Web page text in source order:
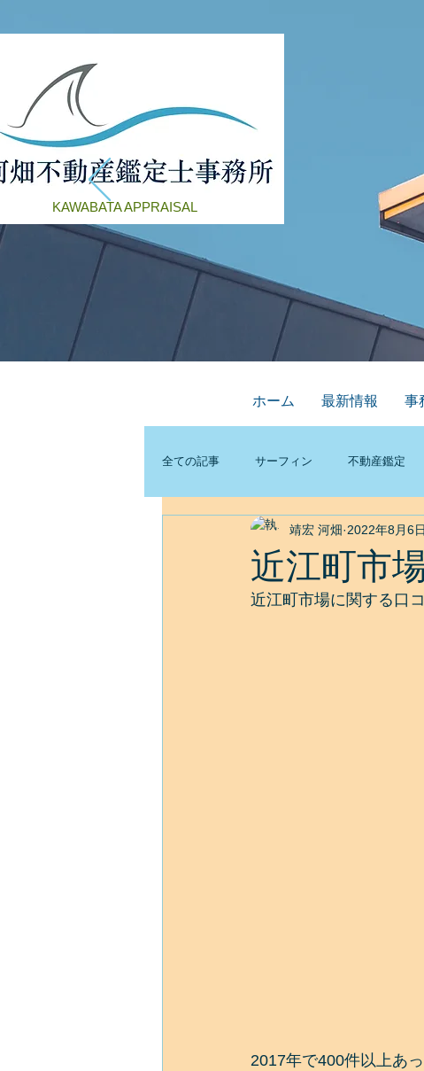
KAWABATA APPRAISAL
全ての記事 サーフィン 不動産鑑定
近江町市
靖宏 河畑 2022年8月6日
近江町市場に関する口
2017年で400件以上あ
ホーム 最新情報 事